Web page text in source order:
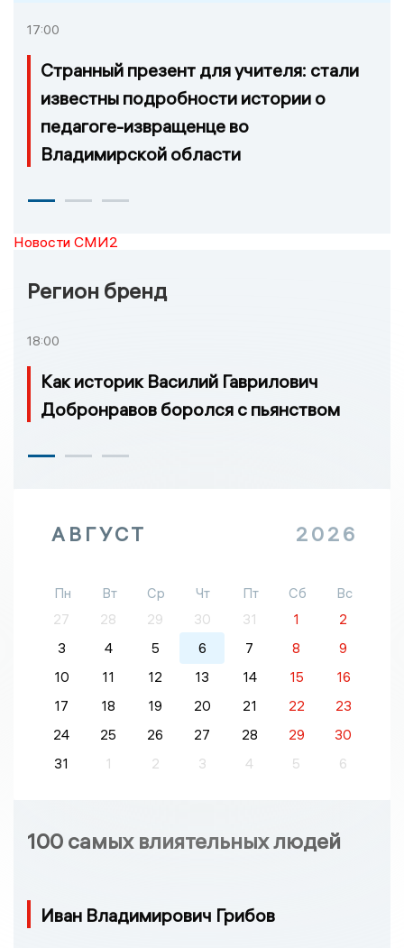
17:00
Странный презент для учителя: стали
известны подробности истории о
педагоге-извращенце во
Владимирской области
Новости СМИ2
Регион бренд
18:00
Как историк Василий Гаврилович
Добронравов боролся с пьянством
АВГУСТ 2026
Пн Вт Ср Чт Пт Сб
Вс
27
28 29 30 31 1
2
3
4 5 6 7 8
9
10
11 12 13 14 15
16
17
18 19 20 21 22
23
24
25 26 27 28 29
30
31
1 2 3 4 5 6
100 самых влиятельных людей
Иван Владимирович Грибов